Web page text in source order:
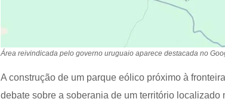
Área reivindicada pelo governo uruguaio aparece destacada no
A construção de um parque eólico próximo à
debate sobre a soberania de um território